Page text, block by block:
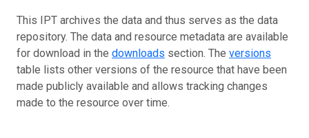
This IPT archives the data and thus serves as the data
repository. The data and resource metadata are available
for download in the downloads section. The versions
table lists other versions of the resource that have been
made publicly available and allows tracking changes
made to the resource over time.